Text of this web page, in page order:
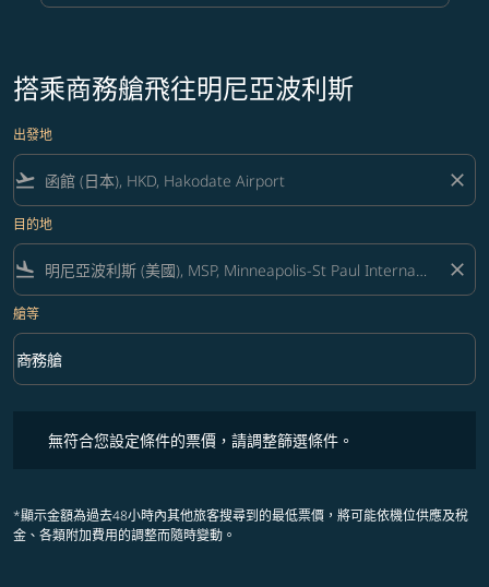
搭乘商務艙飛往明尼亞波利斯
出發地
flight_takeoff close
目的地
flight_land close
艙等
艙等 option 商務艙 Selected
商務艙
keyboard_arrow_down
無符合您設定條件的票價，請調整篩選條件。
*顯示金額為過去48小時內其他旅客搜尋到的最低票價，將可能依機位供應及稅
金、各類附加費用的調整而隨時變動。